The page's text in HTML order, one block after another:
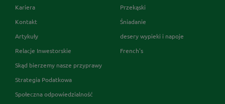
Kariera
Kontakt
Artykuły
Relacje Inwestorskie
Skąd bierzemy nasze przyprawy
Strategia Podatkowa
Społeczna odpowiedzialność
Przekąski
Śniadanie
desery wypieki i napoje
French's